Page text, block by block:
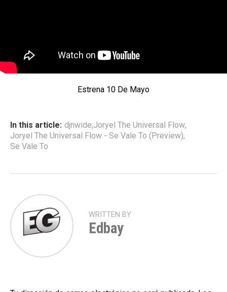
Estrena 10 De Mayo
In this article: djnwide,Joryel The Universal Flow,
Joryel The Universal Flow - Se Vale To (Preview),
Se Vale To
WRITTEN BY
Edbay